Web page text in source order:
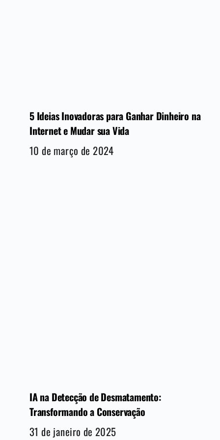
5 Ideias Inovadoras para Ganhar Dinheiro na
Internet e Mudar sua Vida
10 de março de 2024
IA na Detecção de Desmatamento:
Transformando a Conservação
31 de janeiro de 2025